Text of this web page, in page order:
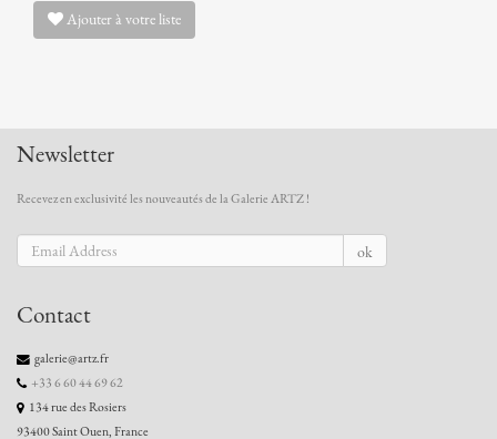
Ajouter à votre liste
Newsletter
Recevez en exclusivité les nouveautés de la Galerie ARTZ !
ok
Contact
galerie@artz.fr
+33 6 60 44 69 62
134 rue des Rosiers
93400 Saint Ouen, France